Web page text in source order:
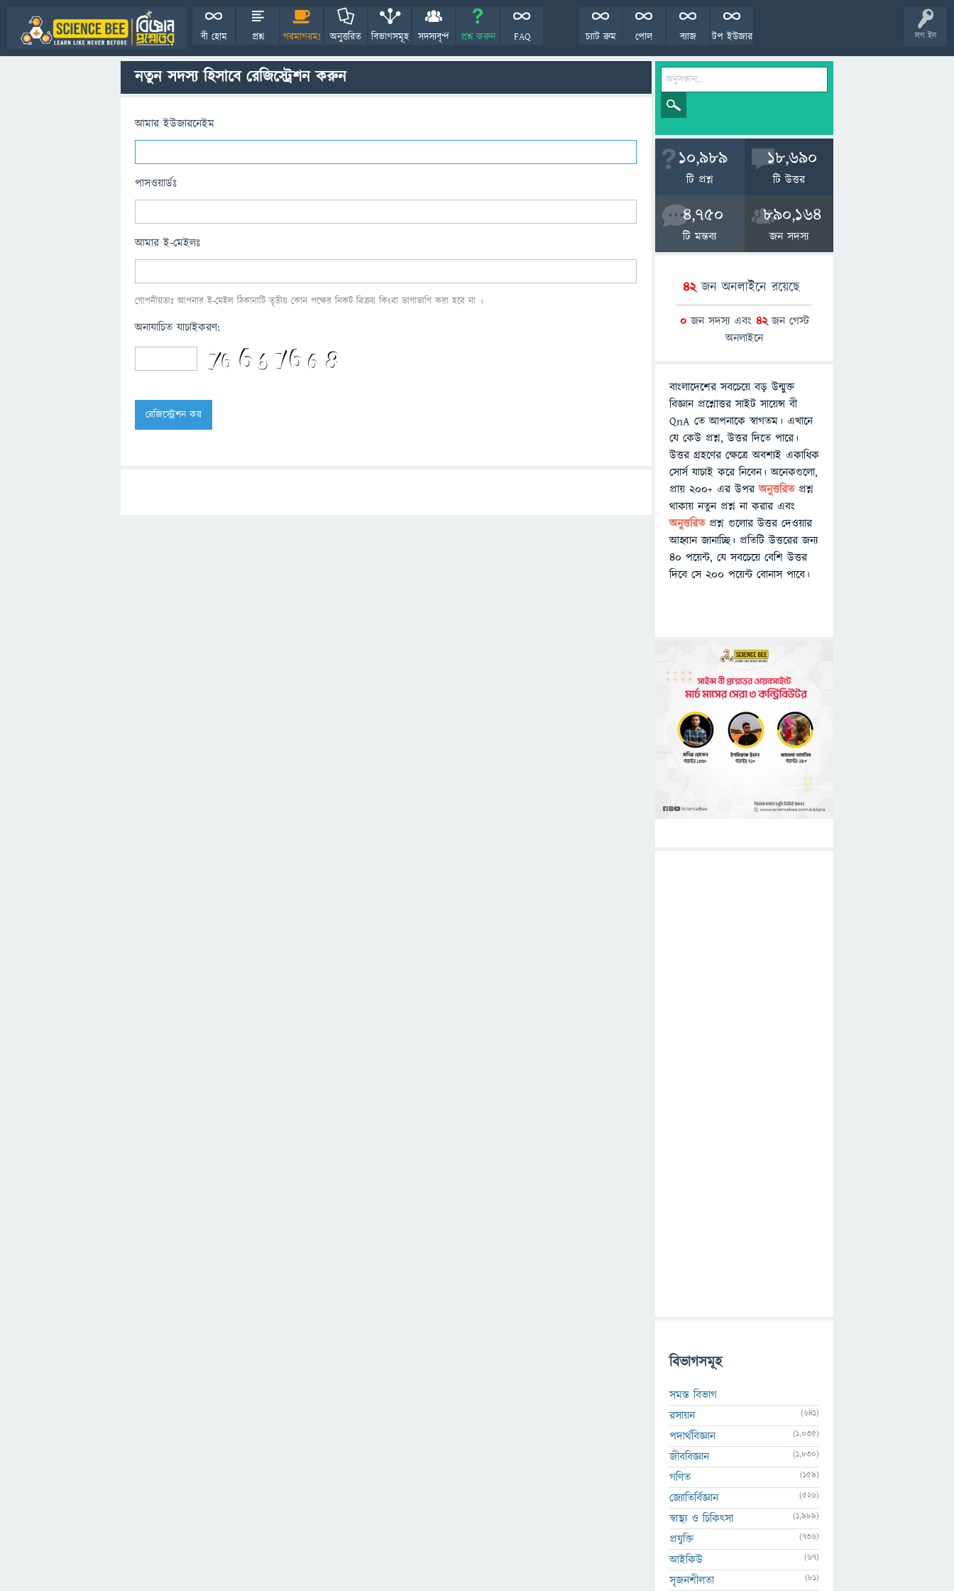
লগ ইন
বী হোম প্রশ্ন গরমাগরম! অনুত্তরিত বিভাগসমূহ সদস্যবৃন্দ প্রশ্ন করুন FAQ টপ ইউজার
ব্যাজ
পোল
চ্যাট রুম
নতুন সদস্য হিসাবে রেজিস্ট্রেশন করুন
আমার ইউজারনেইম
পাসওয়ার্ডঃ
আমার ই-মেইলঃ
গোপনীয়তাঃ আপনার ই-মেইল ঠিকানাটি তৃতীয় কোন পক্ষের নিকট বিক্রয় কিংবা ভাগাভাগি করা হবে না ।
অনাযাচিত যাচাইকরণ:
10,989
টি প্রশ্ন
18,690
টি উত্তর
4,750
টি মন্তব্য
890,164
জন সদস্য
42জন অনলাইনে রয়েছে
0জন সদস্য এবং 42জন গেস্ট
অনলাইনে
বাংলাদেশের সবচেয়ে বড় উন্মুক্ত
বিজ্ঞান প্রশ্নোত্তর সাইট সায়েন্স বী
QnA তে আপনাকে স্বাগতম। এখানে
যে কেউ প্রশ্ন, উত্তর দিতে পারে।
উত্তর গ্রহণের ক্ষেত্রে অবশ্যই একাধিক
সোর্স যাচাই করে নিবেন। অনেকগুলো,
প্রায় ২০০+ এর উপরঅনুত্তরিতপ্রশ্ন
থাকায় নতুন প্রশ্ন না করার এবং
অনুত্তরিত প্রশ্ন গুলোর উত্তর দেওয়ার
আহ্বান জানাচ্ছি। প্রতিটি উত্তরের জন্য
৪০ পয়েন্ট, যে সবচেয়ে বেশি উত্তর
দিবে সে ২০০ পয়েন্ট বোনাস পাবে।
বিভাগসমূহ
সমস্ত বিভাগ
রসায়ন
(641)
পদার্থবিজ্ঞান (1,035)
জীববিজ্ঞান (1,830)
গণিত (159)
জ্যোতির্বিজ্ঞান (526)
স্বাস্থ্য ও চিকিৎসা (1,989)
প্রযুক্তি (736)
আইকিউ (67)
সৃজনশীলতা (81)